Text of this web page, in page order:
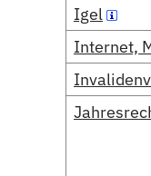
Igel
Internet,